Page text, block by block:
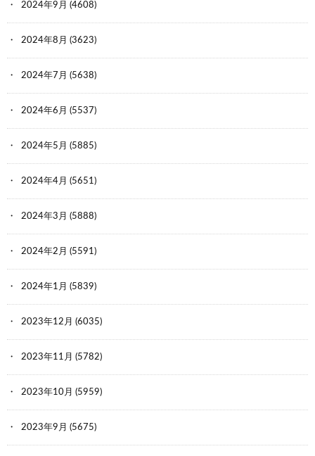
2024年9月 (4608)
2024年8月 (3623)
2024年7月 (5638)
2024年6月 (5537)
2024年5月 (5885)
2024年4月 (5651)
2024年3月 (5888)
2024年2月 (5591)
2024年1月 (5839)
2023年12月 (6035)
2023年11月 (5782)
2023年10月 (5959)
2023年9月 (5675)